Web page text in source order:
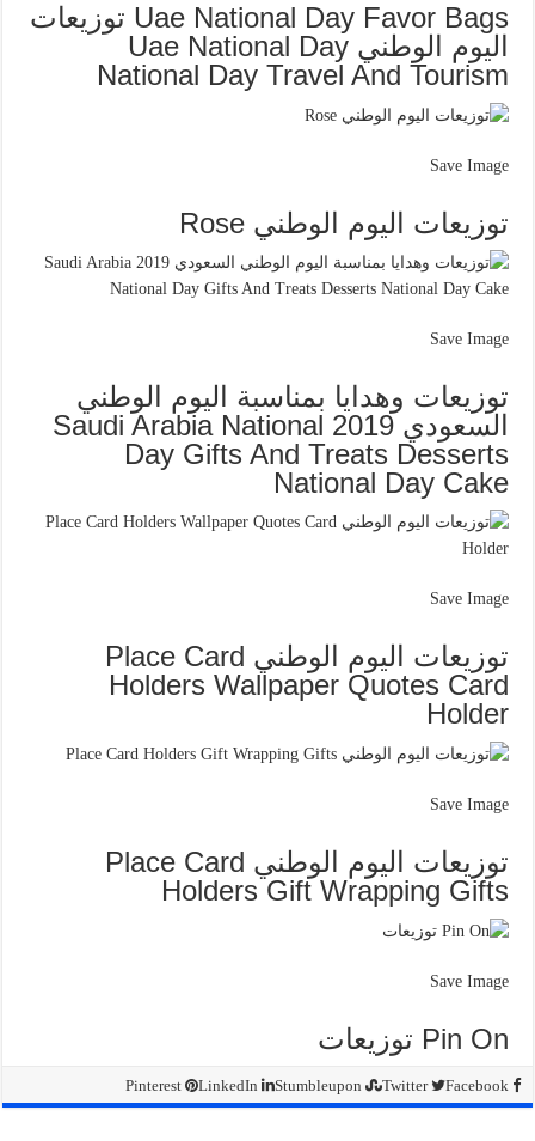
Uae National Day Favor Bags توزيعات
اليوم الوطني Uae National Day
National Day Travel And Tourism
Save Image
توزيعات اليوم الوطني Rose
Save Image
توزيعات وهدايا بمناسبة اليوم الوطني
السعودي 2019 Saudi Arabia National
Day Gifts And Treats Desserts
National Day Cake
Save Image
توزيعات اليوم الوطني Place Card
Holders Wallpaper Quotes Card
Holder
Save Image
توزيعات اليوم الوطني Place Card
Holders Gift Wrapping Gifts
Save Image
Pin On توزيعات
Facebook
Twitter
Stumbleupon
LinkedIn
Pinterest